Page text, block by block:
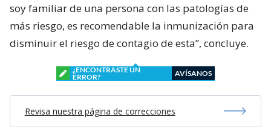
soy familiar de una persona con las patologías de
más riesgo, es recomendable la inmunización para
disminuir el riesgo de contagio de esta”, concluye.
¿ENCONTRASTE UN
ERROR?
AVÍSANOS
Revisa nuestra página de correcciones